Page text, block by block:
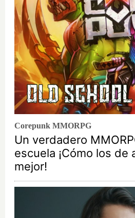
Corepunk MMORPG
Un verdadero
escuela ¡Cómo los de
mejor!